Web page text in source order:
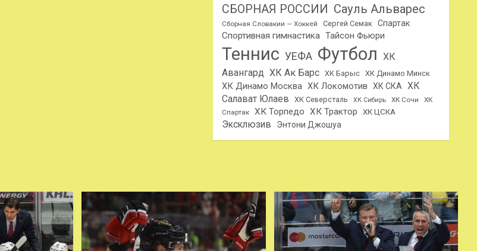
СБОРНАЯ РОССИИ Сауль Альварес
Сборная Словакии — Хоккей Сергей Семак Спартак
Спортивная гимнастика Тайсон Фьюри
Теннис УЕФА Футбол ХК
Авангард ХК Ак Барс ХК Барыс ХК Динамо Минск
ХК Динамо Москва ХК Локомотив ХК СКА
ХК
Салават Юлаев
ХК Северсталь ХК Сибирь ХК Сочи
ХК
Спартак
ХК Торпедо ХК Трактор ХК ЦСКА
Эксклюзив Энтони Джошуа